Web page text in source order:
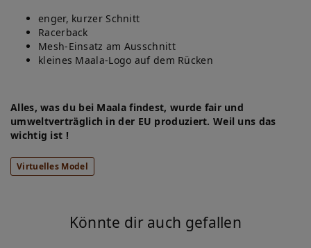
enger, kurzer Schnitt
Racerback
Mesh-Einsatz am Ausschnitt
kleines Maala-Logo auf dem Rücken
Alles, was du bei Maala findest, wurde fair und
umweltverträglich in der EU produziert. Weil uns das
wichtig ist !
Virtuelles Model
Könnte dir auch gefallen